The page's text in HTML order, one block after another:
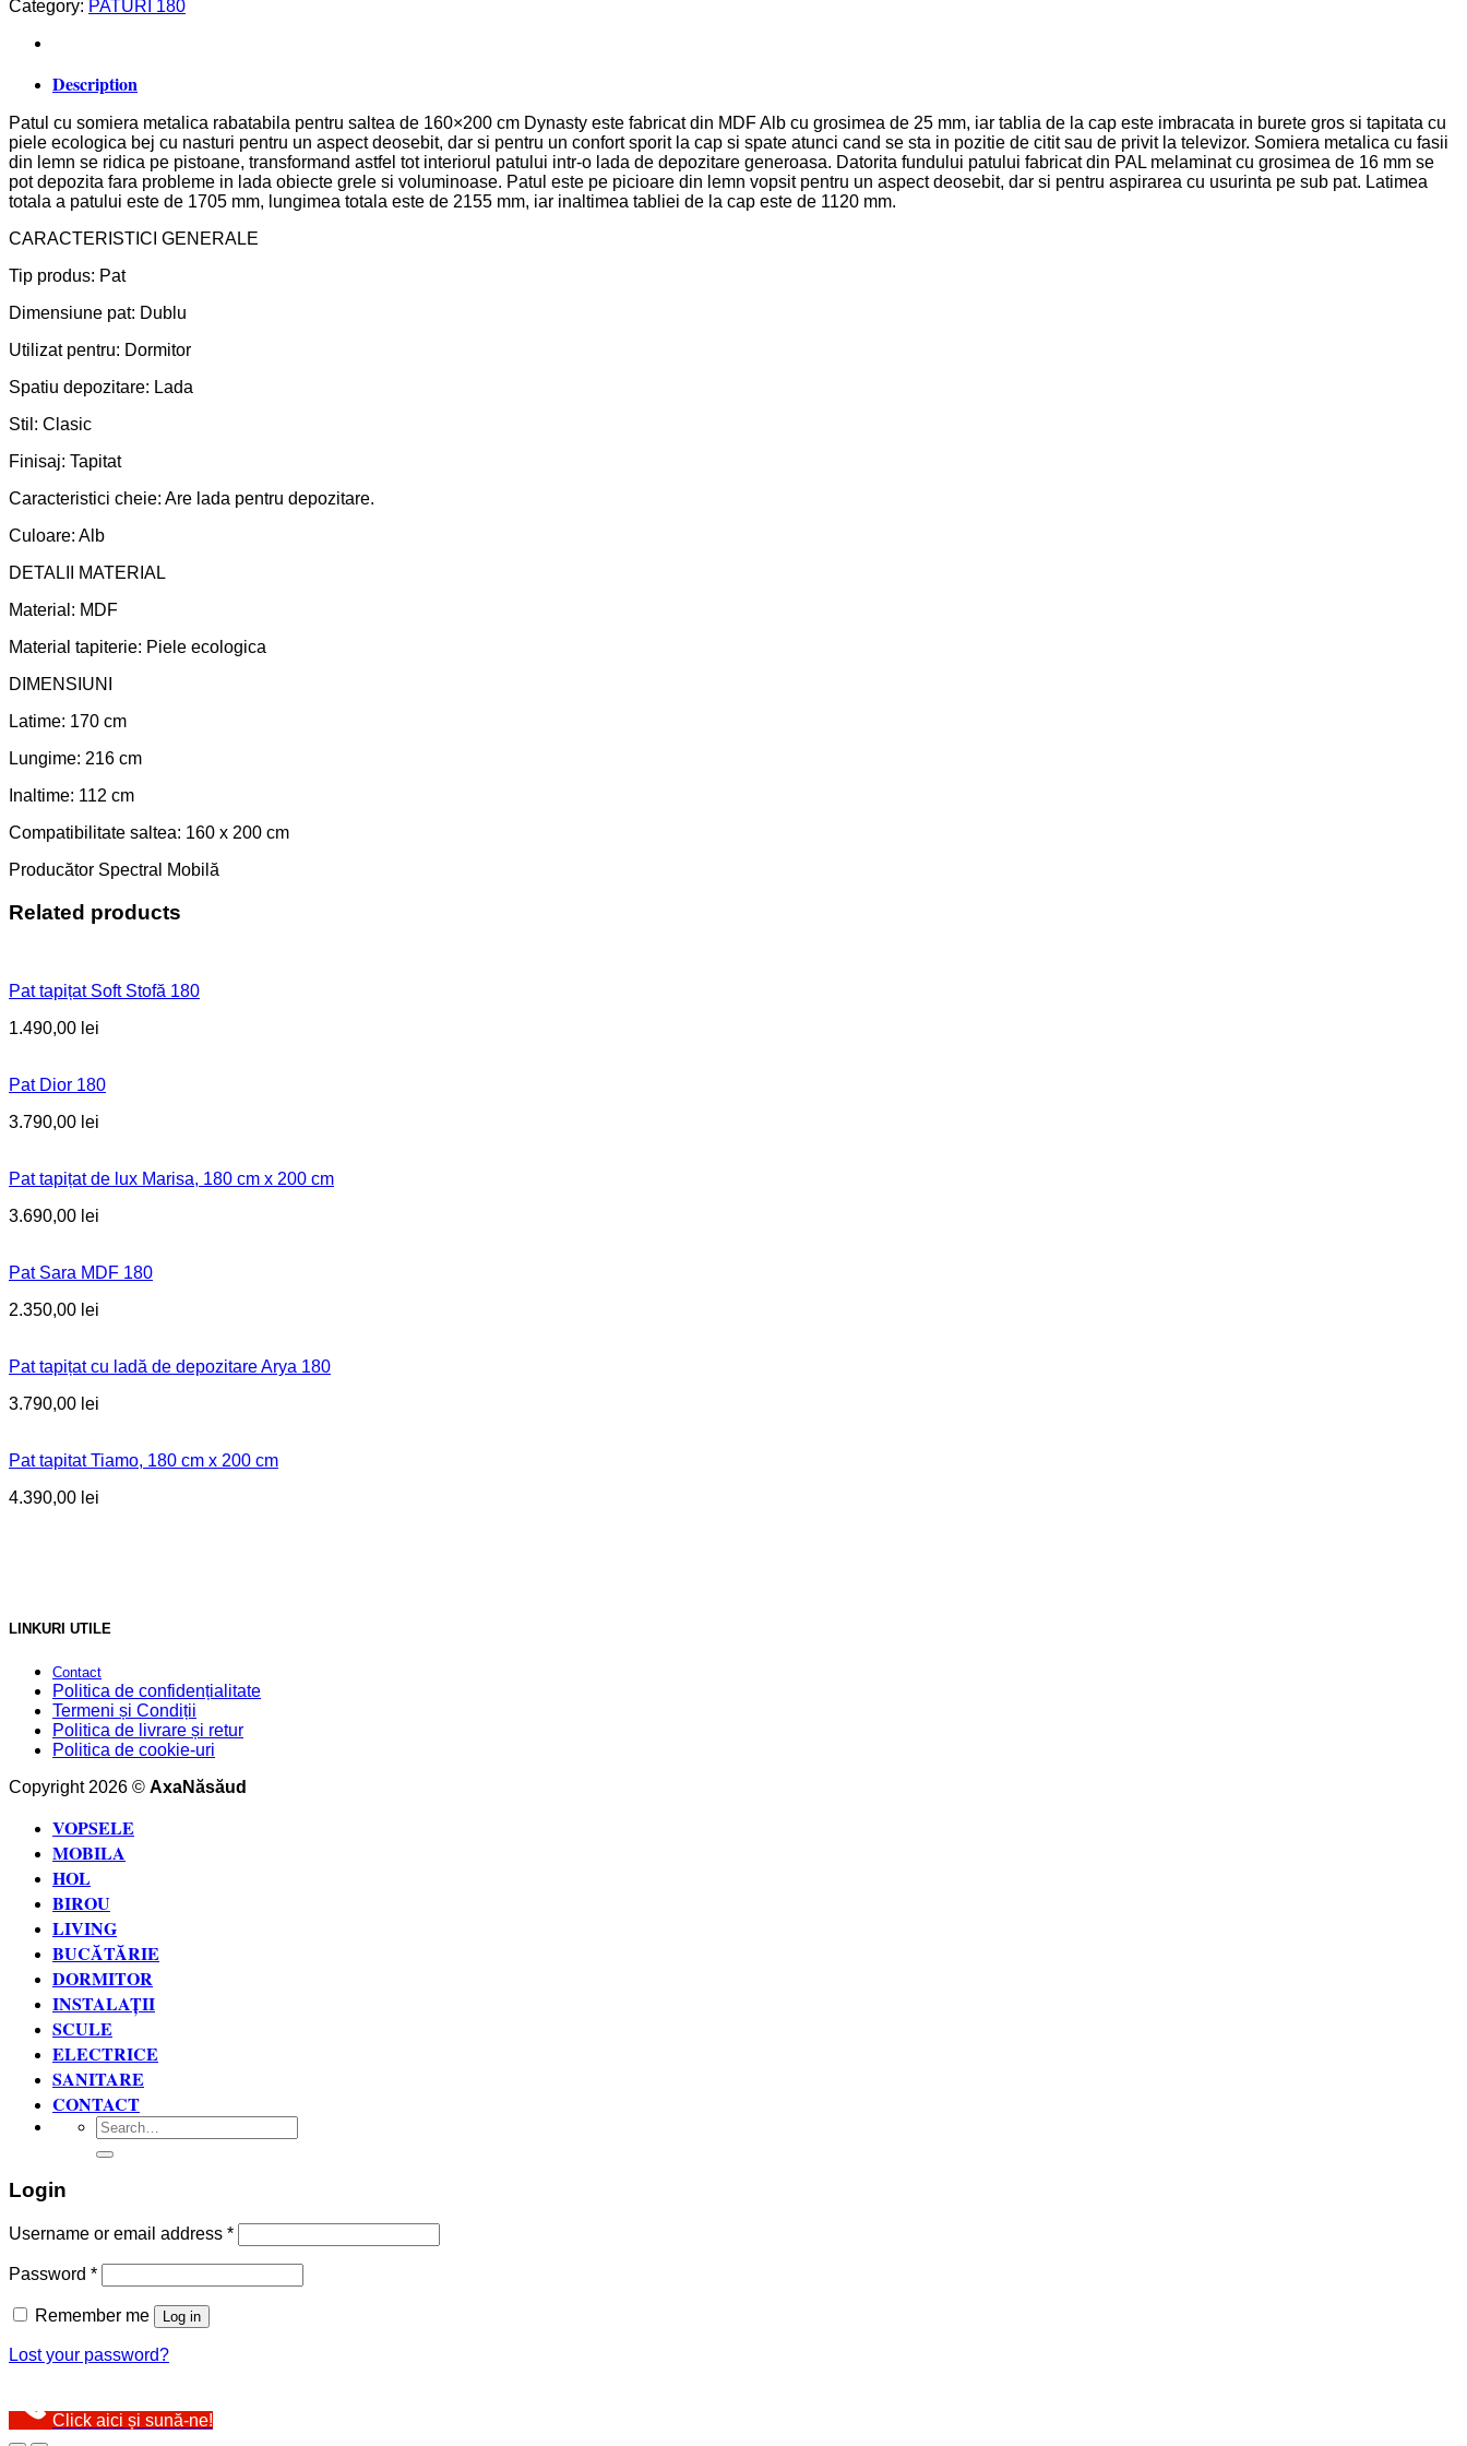
Category: PATURI 180
Description
Patul cu somiera metalica rabatabila pentru saltea de 160×200 cm Dynasty este fabricat din MDF Alb cu grosimea de 25 mm, iar tablia de la cap este imbracata in burete gros si tapitata cu
piele ecologica bej cu nasturi pentru un aspect deosebit, dar si pentru un confort sporit la cap si spate atunci cand se sta in pozitie de citit sau de privit la televizor. Somiera metalica cu fasii
din lemn se ridica pe pistoane, transformand astfel tot interiorul patului intr-o lada de depozitare generoasa. Datorita fundului patului fabricat din PAL melaminat cu grosimea de 16 mm se
pot depozita fara probleme in lada obiecte grele si voluminoase. Patul este pe picioare din lemn vopsit pentru un aspect deosebit, dar si pentru aspirarea cu usurinta pe sub pat. Latimea
totala a patului este de 1705 mm, lungimea totala este de 2155 mm, iar inaltimea tabliei de la cap este de 1120 mm.
CARACTERISTICI GENERALE
Tip produs: Pat
Dimensiune pat: Dublu
Utilizat pentru: Dormitor
Spatiu depozitare: Lada
Stil: Clasic
Finisaj: Tapitat
Caracteristici cheie: Are lada pentru depozitare.
Culoare: Alb
DETALII MATERIAL
Material: MDF
Material tapiterie: Piele ecologica
DIMENSIUNI
Latime: 170 cm
Lungime: 216 cm
Inaltime: 112 cm
Compatibilitate saltea: 160 x 200 cm
Producător Spectral Mobilă
Related products
Pat tapițat Soft Stofă 180
1.490,00 lei
Pat Dior 180
3.790,00 lei
Pat tapițat de lux Marisa, 180 cm x 200 cm
3.690,00 lei
Pat Sara MDF 180
2.350,00 lei
Pat tapițat cu ladă de depozitare Arya 180
3.790,00 lei
Pat tapitat Tiamo, 180 cm x 200 cm
4.390,00 lei
LINKURI UTILE
Contact
Politica de confidențialitate
Termeni și Condiții
Politica de livrare și retur
Politica de cookie-uri
Copyright 2026 © AxaNăsăud
VOPSELE
MOBILA
HOL
BIROU
LIVING
BUCĂTĂRIE
DORMITOR
INSTALAȚII
SCULE
ELECTRICE
SANITARE
CONTACT
Search
for:
Login
Username or email address *
Password *
Remember me Log in
Lost your password?
Click aici și sună-ne!